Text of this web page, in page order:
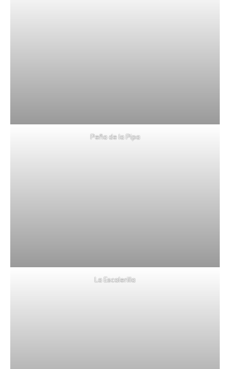
Peña de la Pipa
La Escalerilla